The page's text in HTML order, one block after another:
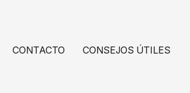
CONTACTO CONSEJOS ÚTILES